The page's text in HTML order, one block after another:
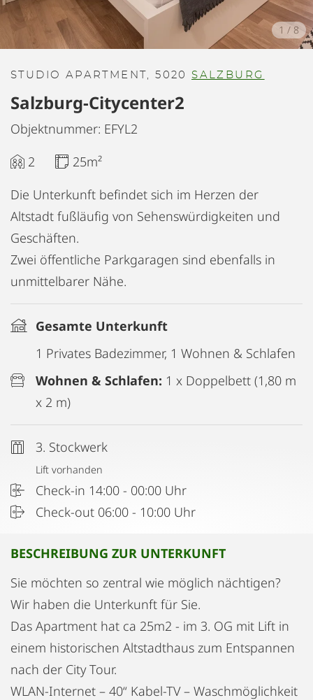
1 /8
STUDIO APARTMENT, 5020 SALZBURG
Salzburg-Citycenter2
Objektnummer: EFYL2
2
25m²
Die Unterkunft befindet sich im Herzen der
Altstadt fußläufig von Sehenswürdigkeiten und
Geschäften.
Zwei öffentliche Parkgaragen sind ebenfalls in
unmittelbarer Nähe.
Gesamte Unterkunft
1 Privates Badezimmer, 1 Wohnen & Schlafen
Wohnen & Schlafen: 1 x Doppelbett (1,80 m
x 2 m)
3. Stockwerk
Lift vorhanden
Check-in 14:00 - 00:00 Uhr
Check-out 06:00 - 10:00 Uhr
BESCHREIBUNG ZUR UNTERKUNFT
Sie möchten so zentral wie möglich nächtigen?
Wir haben die Unterkunft für Sie.
Das Apartment hat ca 25m2 - im 3. OG mit Lift in
einem historischen Altstadthaus zum Entspannen
nach der City Tour.
WLAN-Internet – 40“ Kabel-TV – Waschmöglichkeit